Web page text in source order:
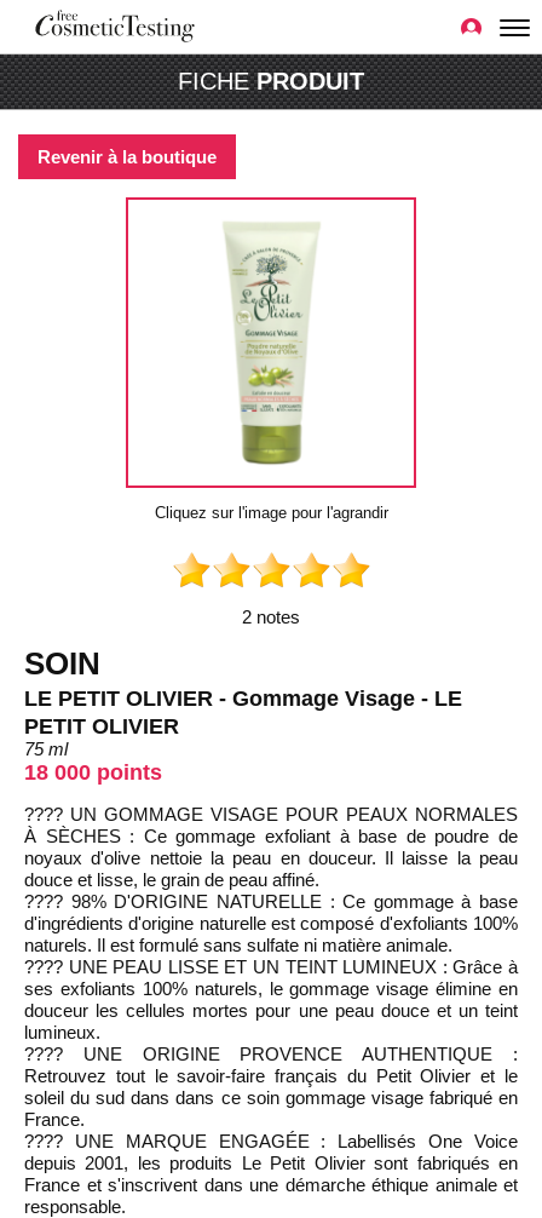
FICHEPRODUIT
Revenir à la boutique
Cliquez sur l'image pour l'agrandir
2 notes
SOIN
LE PETIT OLIVIER - Gommage Visage - LE
PETIT OLIVIER
75 ml
18 000 points
???? UN GOMMAGE VISAGE POUR PEAUX NORMALES
À SÈCHES : Ce gommage exfoliant à base de poudre de
noyaux d'olive nettoie la peau en douceur. Il laisse la peau
douce et lisse, le grain de peau affiné.
???? 98% D'ORIGINE NATURELLE : Ce gommage à base
d'ingrédients d'origine naturelle est composé d'exfoliants 100%
naturels. Il est formulé sans sulfate ni matière animale.
???? UNE PEAU LISSE ET UN TEINT LUMINEUX : Grâce à
ses exfoliants 100% naturels, le gommage visage élimine en
douceur les cellules mortes pour une peau douce et un teint
lumineux.
???? UNE ORIGINE PROVENCE AUTHENTIQUE :
Retrouvez tout le savoir-faire français du Petit Olivier et le
soleil du sud dans dans ce soin gommage visage fabriqué en
France.
???? UNE MARQUE ENGAGÉE : Labellisés One Voice
depuis 2001, les produits Le Petit Olivier sont fabriqués en
France et s'inscrivent dans une démarche éthique animale et
responsable.